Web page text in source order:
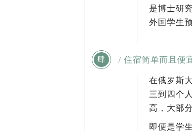
是博士研
外国学生
肆 / 住宿简单而且便
在俄罗斯
三到四个
高，大部
即便是学